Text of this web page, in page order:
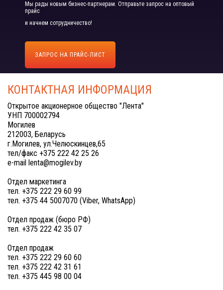
Мы рады новым бизнес-партнерам. Отправьте запрос на оптовый
прайс
и начнем сотрудничество!
ЗАПРОС НА ПРАЙС-ЛИСТ
КОНТАКТНАЯ ИНФОРМАЦИЯ
Открытое акционерное общество "Лента"
УНП 700002794
Могилев
212003, Беларусь
г.Могилев, ул.Челюскинцев,65
тел/факс +375 222 42 25 26
e-mail lenta@mogilev.by
Отдел маркетинга
тел. +375 222 29 60 99
тел. +375 44 5007070 (Viber, WhatsApp)
Отдел продаж (бюро РФ)
тел. +375 222 42 35 07
Отдел продаж
тел. +375 222 29 60 60
тел. +375 222 42 31 61
тел. +375 445 98 00 04